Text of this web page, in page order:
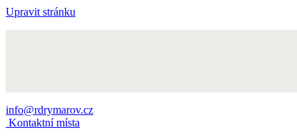
Upravit stránku
info@rdrymarov.cz
Kontaktní místa